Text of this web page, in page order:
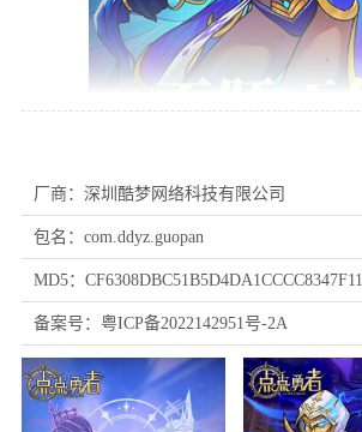
游戏特色
1、颜值控不可错过的视觉盛宴
采用暗黑饥荒风格美术设计，搭配充满想象力
型独特鲜明，战斗特效华丽炫目，仅凭视觉
厂商：深圳酷梦网络科技有限公司
包名：com.ddyz.guopan
MD5：
备案号：粤ICP备2022142951号-2A